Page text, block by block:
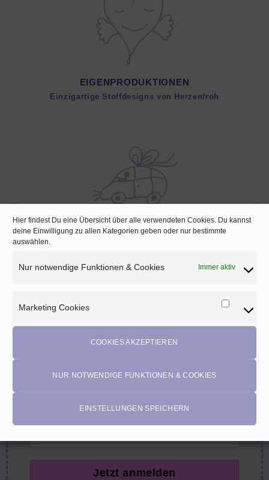
Hier findest Du eine Übersicht über alle verwendeten Cookies. Du kannst
deine Einwilligung zu allen Kategorien geben oder nur bestimmte
auswählen.
Nur notwendige Funktionen & Cookies Immer aktiv
Marketing Cookies
Cookies
COOKIES AKZEPTIEREN
NUR NOTWENDIGE FUNKTIONEN & COOKIES
EINSTELLUNGEN SPEICHERN
EIGENPRODUKTIONEN
Einzigartige Stoffdesigns von Herzenfroh
SCHNELLE LIEFERUNG
Jetzt anmelden